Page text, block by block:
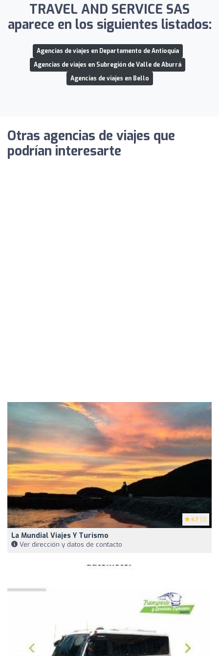
TRAVEL AND SERVICE SAS
aparece en los siguientes listados:
Agencias de viajes en Departamento de Antioquia
Agencias de viajes en Subregión de Valle de Aburrá
Agencias de viajes en Bello
Otras agencias de viajes que
podrían interesarte
4.7 (3)
La Mundial Viajes Y Turismo
Ver dirección y datos de contacto